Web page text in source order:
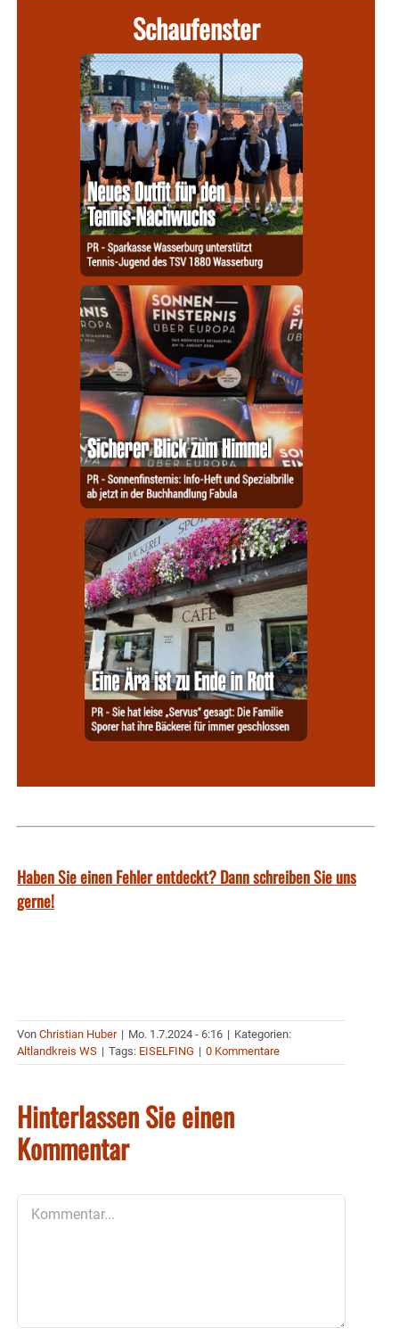
Schaufenster
Haben Sie einen Fehler entdeckt? Dann schreiben Sie uns
gerne!
Von Christian Huber | Mo. 1.7.2024 - 6:16 | Kategorien:
Altlandkreis WS | Tags: EISELFING | 0 Kommentare
Hinterlassen Sie einen
Kommentar